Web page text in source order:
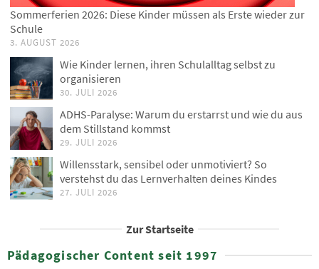
Sommerferien 2026: Diese Kinder müssen als Erste wieder zur
Schule
3. AUGUST 2026
Wie Kinder lernen, ihren Schulalltag selbst zu
organisieren
30. JULI 2026
ADHS-Paralyse: Warum du erstarrst und wie du aus
dem Stillstand kommst
29. JULI 2026
Willensstark, sensibel oder unmotiviert? So
verstehst du das Lernverhalten deines Kindes
27. JULI 2026
Zur Startseite
Pädagogischer Content seit 1997